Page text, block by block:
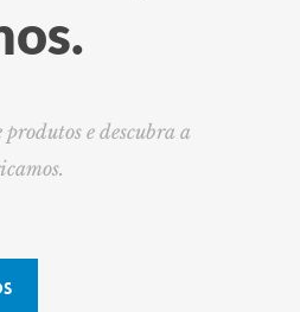
produtos e descubra a